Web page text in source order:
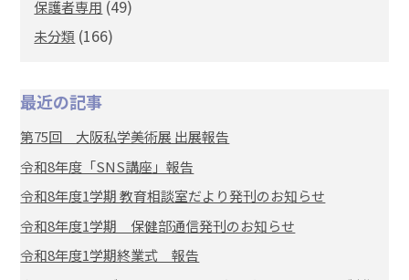
保護者専用 (49)
未分類 (166)
最近の記事
第75回 大阪私学美術展 出展報告
令和8年度「SNS講座」報告
令和8年度1学期 教育相談室だより発刊のお知らせ
令和8年度1学期 保健部通信発刊のお知らせ
令和8年度1学期終業式 報告